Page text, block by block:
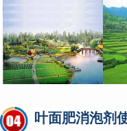
叶面肥消泡剂